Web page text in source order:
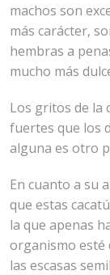
machos son
más carácter,
hembras a
mucho más
Los gritos de la
fuertes que los
alguna es otro
En cuanto a su
que estas
la que apenas
organismo esté
las escasas